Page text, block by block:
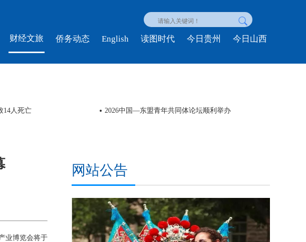
财经文旅 侨务动态 English 读图时代 今日贵州 今日山西
14人死亡 2026中国—东盟青年共同体论坛顺利举办
业博览会将于
网站公告